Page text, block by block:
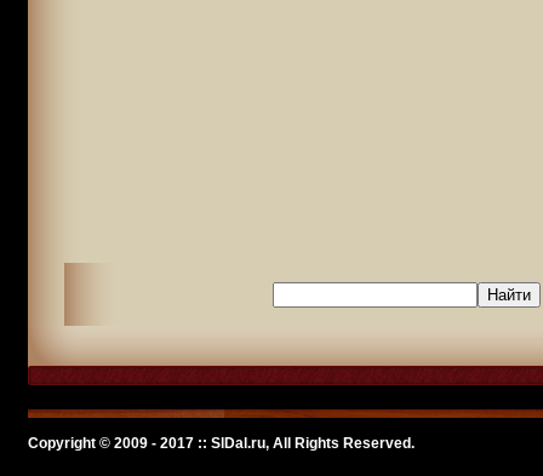
Copyright © 2009 - 2017 :: SlDal.ru, All Rights Reserved.